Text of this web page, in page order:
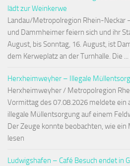
lädt zur Weinkerwe
Landau/Metropolregion Rhein-Neckar
und Dammheimer feiern sich und ihr
August, bis Sonntag, 16. August, ist
dem Kerweplatz an der Turnhalle. Die
Herxheimweyher – Illegale
Herxheimweyher / Metropolregion
Vormittag des 07.08.2026 meldete ein
illegale Müllentsorgung auf einem
Der Zeuge konnte beobachten, wie ein
lesen
Ludwigshafen – Café Besuch endet in